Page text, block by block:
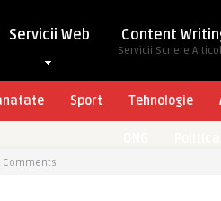
Servicii Web Content
Servicii Scriere
Sport Tehnologie
Comments